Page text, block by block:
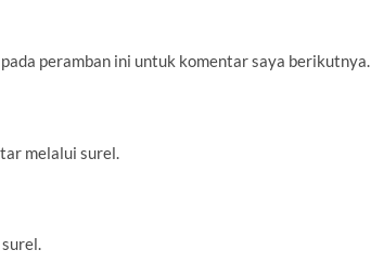
peramban ini untuk komentar saya berikutnya.
melalui surel.